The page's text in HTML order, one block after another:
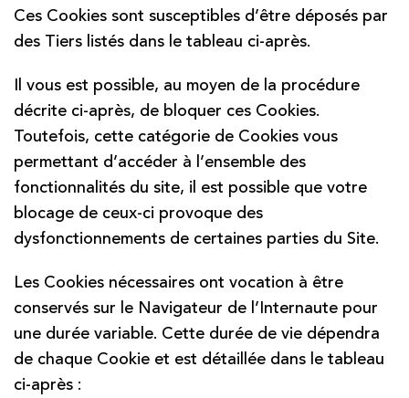
Ces Cookies sont susceptibles d’être déposés par
des Tiers listés dans le tableau ci-après.
Il vous est possible, au moyen de la procédure
décrite ci-après, de bloquer ces Cookies.
Toutefois, cette catégorie de Cookies vous
permettant d’accéder à l’ensemble des
fonctionnalités du site, il est possible que votre
blocage de ceux-ci provoque des
dysfonctionnements de certaines parties du Site.
Les Cookies nécessaires ont vocation à être
conservés sur le Navigateur de l’Internaute pour
une durée variable. Cette durée de vie dépendra
de chaque Cookie et est détaillée dans le tableau
ci-après :